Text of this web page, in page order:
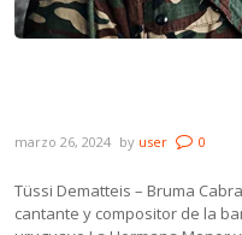
marzo 26, 2024 by user 0
Tüssi Dematteis – Bruma
cantante y compositor de la